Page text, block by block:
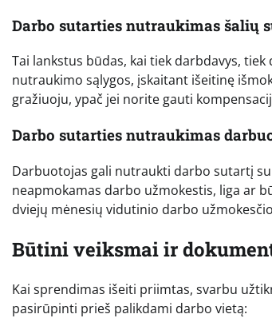
Darbo sutarties nutraukimas šalių
Tai lankstus būdas, kai tiek darbdavys,
nutraukimo sąlygos, įskaitant išeitinę
gražiuoju, ypač jei norite gauti
Darbo sutarties nutraukimas
Darbuotojas gali nutraukti darbo sutartį
neapmokamas darbo užmokestis, liga ar
dviejų mėnesių vidutinio darbo
Būtini veiksmai ir
Kai sprendimas išeiti priimtas, svarbu
pasirūpinti prieš palikdami darbo vietą: